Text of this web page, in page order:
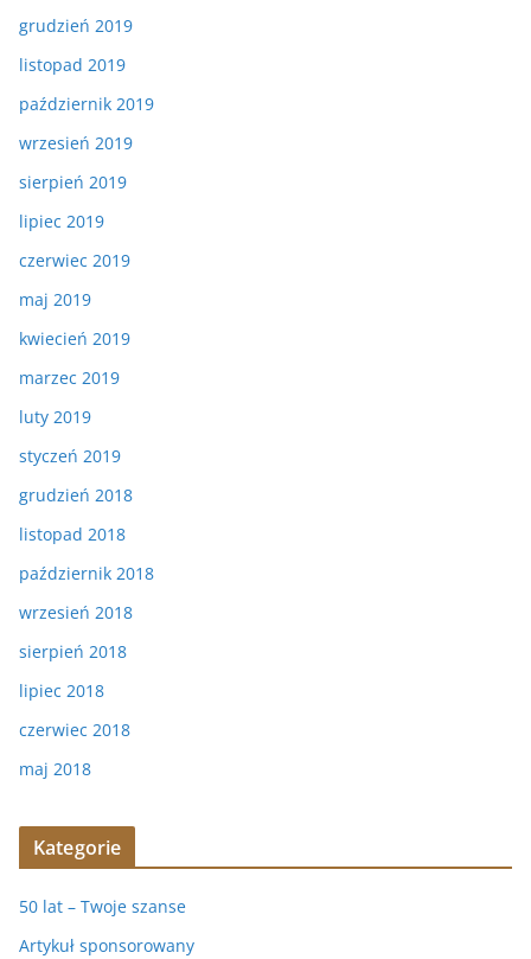
grudzień 2019
listopad 2019
październik 2019
wrzesień 2019
sierpień 2019
lipiec 2019
czerwiec 2019
maj 2019
kwiecień 2019
marzec 2019
luty 2019
styczeń 2019
grudzień 2018
listopad 2018
październik 2018
wrzesień 2018
sierpień 2018
lipiec 2018
czerwiec 2018
maj 2018
Kategorie
50 lat – Twoje szanse
Artykuł sponsorowany